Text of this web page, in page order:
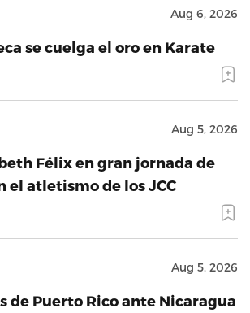
Aug 6, 2026
se cuelga el oro en Karate
Aug 5, 2026
Félix en gran jornada de
el atletismo de los JCC
Aug 5, 2026
de Puerto Rico ante Nicaragua